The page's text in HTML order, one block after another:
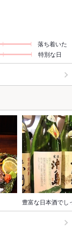
落ち着いた
特別な日
豊富な日本酒でし